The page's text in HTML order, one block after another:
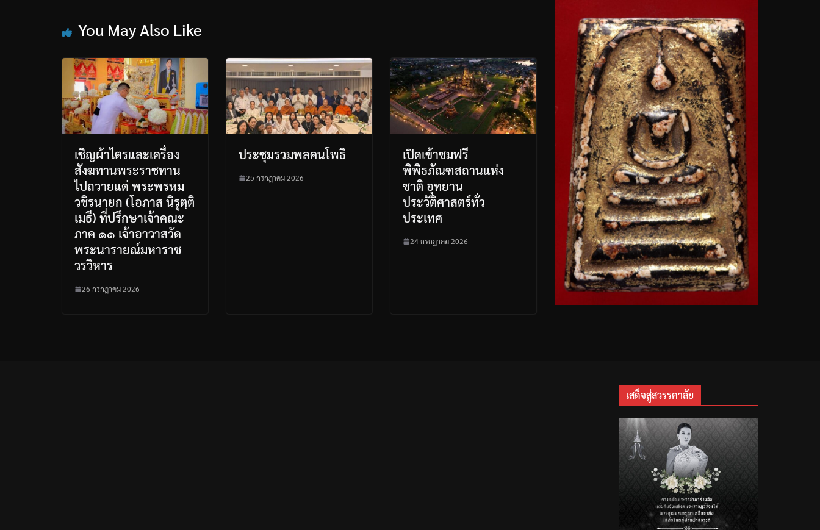
You May Also Like
เชิญผ้าไตรและเครื่อง
สังฆทานพระราชทาน
ไปถวายแด่ พระพรหม
วชิรนายก (โอภาส นิรุตฺติ
เมธี) ที่ปรึกษาเจ้าคณะ
ภาค ๑๑ เจ้าอาวาสวัด
พระนารายณ์มหาราช
วรวิหาร
26 กรกฎาคม 2026
ประชุมรวมพลคนโพธิ
25 กรกฎาคม 2026
เปิดเข้าชมฟรี
พิพิธภัณฑสถานแห่ง
ชาติ อุทยาน
ประวัติศาสตร์ทั่ว
ประเทศ
24 กรกฎาคม 2026
เสด็จสู่สวรรคาลัย